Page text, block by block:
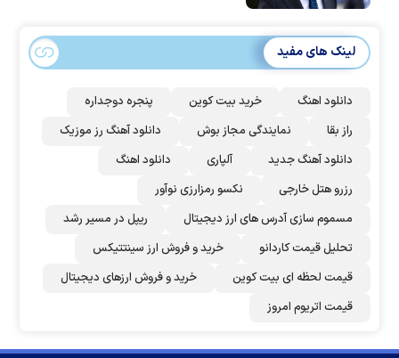
لینک های مفید
دانلود اهنگ خرید بیت کوین
پنجره دوجداره
راز بقا
نمایندگی مجاز بوش
دانلود آهنگ رز‌ موزیک
دانلود آهنگ جدید
آلپاری
دانلود اهنگ
رزرو هتل خارجی
نکسو رمزارزی نوآور
مسموم سازی آدرس های ارز دیجیتال
ریپل در مسیر رشد
تحلیل قیمت کاردانو
خرید و فروش ارز سینتتیکس
قیمت لحظه ای بیت کوین
خرید و فروش ارزهای دیجیتال
قیمت اتریوم امروز